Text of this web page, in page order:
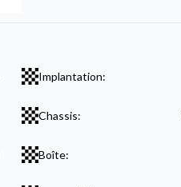
Implantation:
Chassis:
Boîte: